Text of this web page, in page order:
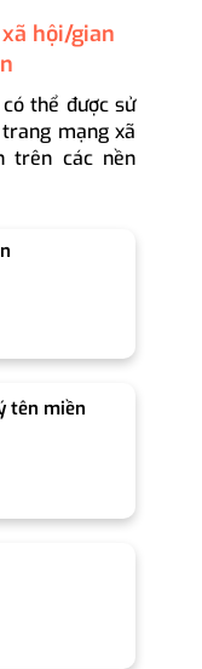
hội/gian
thể được sử
mạng xã
trên các nền
tên miền